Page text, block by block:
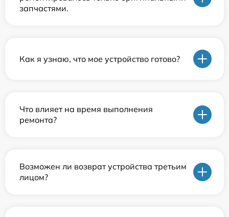
запчастями.
Как я узнаю, что мое устройство готово?
Что влияет на время выполнения
ремонта?
Возможен ли возврат устройства третьим
лицом?